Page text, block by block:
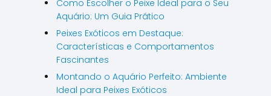
Como Escolher o Peixe Ideal para o Seu
Aquário: Um Guia Prático
Peixes Exóticos em Destaque:
Características e Comportamentos
Fascinantes
Montando o Aquário Perfeito: Ambiente
Ideal para Peixes Exóticos